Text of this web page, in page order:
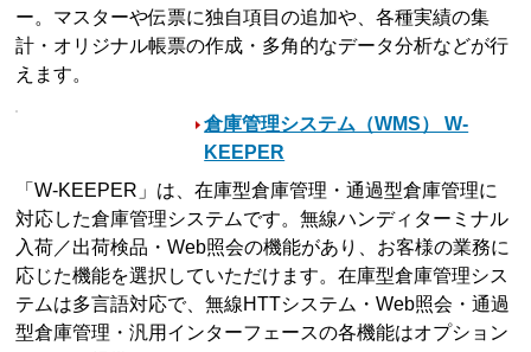
ー。マスターや伝票に独自項目の追加や、各種実績の集
計・オリジナル帳票の作成・多角的なデータ分析などが行
えます。
倉庫管理システム（WMS） W-
KEEPER
「W-KEEPER」は、在庫型倉庫管理・通過型倉庫管理に
対応した倉庫管理システムです。無線ハンディターミナル
入荷／出荷検品・Web照会の機能があり、お客様の業務に
応じた機能を選択していただけます。在庫型倉庫管理シス
テムは多言語対応で、無線HTTシステム・Web照会・通過
型倉庫管理・汎用インターフェースの各機能はオプション